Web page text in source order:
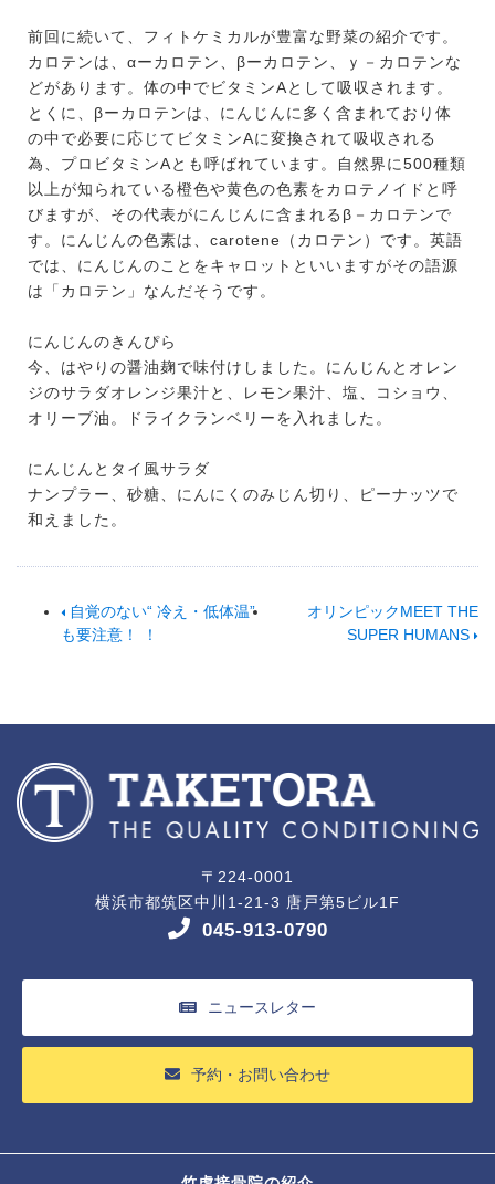
前回に続いて、フィトケミカルが豊富な野菜の紹介です。
カロテンは、αーカロテン、βーカロテン、ｙ－カロテンな
どがあります。体の中でビタミンAとして吸収されます。
とくに、βーカロテンは、にんじんに多く含まれており体
の中で必要に応じてビタミンAに変換されて吸収される
為、プロビタミンAとも呼ばれています。自然界に500種類
以上が知られている橙色や黄色の色素をカロテノイドと呼
びますが、その代表がにんじんに含まれるβ－カロテンで
す。にんじんの色素は、carotene（カロテン）です。英語
では、にんじんのことをキャロットといいますがその語源
は「カロテン」なんだそうです。
にんじんのきんぴら
今、はやりの醤油麹で味付けしました。にんじんとオレン
ジのサラダオレンジ果汁と、レモン果汁、塩、コショウ、
オリーブ油。ドライクランベリーを入れました。
にんじんとタイ風サラダ
ナンプラー、砂糖、にんにくのみじん切り、ピーナッツで
和えました。
自覚のない“ 冷え・低体温”
も要注意！ ！
オリンピックMEET THE
SUPER HUMANS
〒224-0001
横浜市都筑区中川1-21-3 唐戸第5ビル1F
045-913-0790
ニュースレター
予約・お問い合わせ